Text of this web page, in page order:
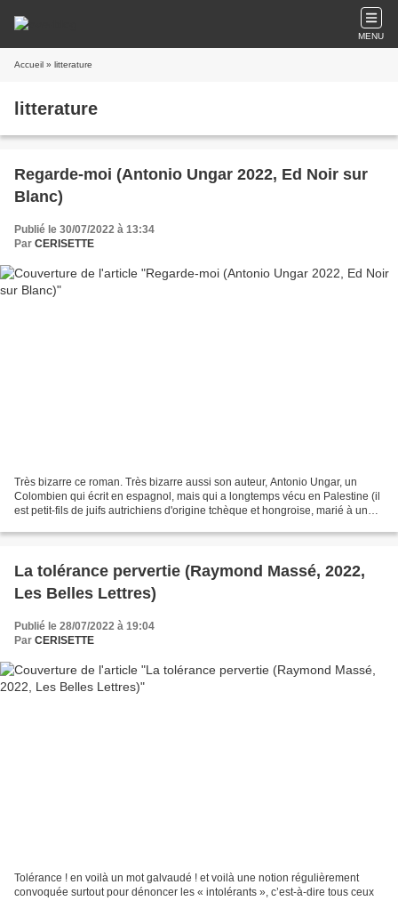
MENU
Accueil » litterature
litterature
Regarde-moi (Antonio Ungar 2022, Ed Noir sur
Blanc)
Publié le 30/07/2022 à 13:34
Par CERISETTE
Très bizarre ce roman. Très bizarre aussi son auteur, Antonio Ungar, un
Colombien qui écrit en espagnol, mais qui a longtemps vécu en Palestine (il
est petit-fils de juifs autrichiens d'origine tchèque et hongroise, marié à une
La tolérance pervertie (Raymond Massé, 2022,
Les Belles Lettres)
Publié le 28/07/2022 à 19:04
Par CERISETTE
Tolérance ! en voilà un mot galvaudé ! et voilà une notion régulièrement
convoquée surtout pour dénoncer les « intolérants », c’est-à-dire tous ceux